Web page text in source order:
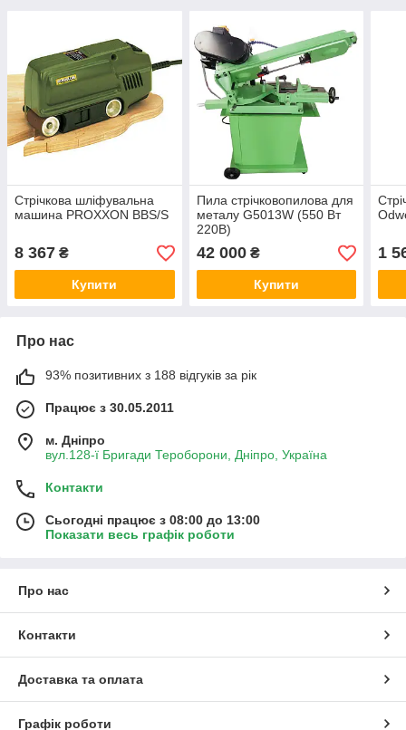
Стрічкова шліфувальна
машина PROXXON BBS/S
8 367 ₴
Купити
Пила стрічковопилова для
металу G5013W (550 Вт
220В)
42 000₴
Купити
1
Про нас
93% позитивних з 188 відгуків за рік
Працює з 30.05.2011
м. Дніпро
вул.128-ї Бригади Тероборони, Дніпро, Україна
Контакти
Сьогодні працює з 08:00 до 13:00
Показати весь графік роботи
Про нас
Контакти
Доставка та оплата
Графік роботи